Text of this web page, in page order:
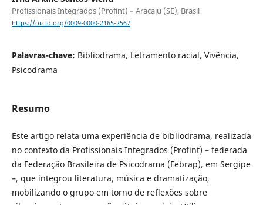
Profissionais Integrados (Profint) – Aracaju (SE), Brasil
https://orcid.org/0009-0000-2165-2567
Palavras-chave: Bibliodrama, Letramento racial, Vivência,
Psicodrama
Resumo
Este artigo relata uma experiência de bibliodrama, realizada
no contexto da Profissionais Integrados (Profint) – federada
da Federação Brasileira de Psicodrama (Febrap), em Sergipe
–, que integrou literatura, música e dramatização,
mobilizando o grupo em torno de reflexões sobre